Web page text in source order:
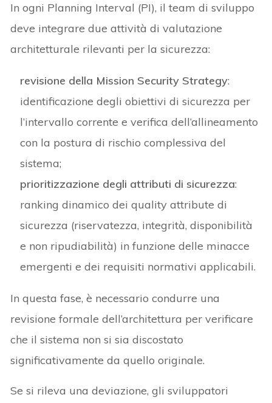
In ogni Planning Interval (PI), il team di sviluppo
deve integrare due attività di valutazione
architetturale rilevanti per la sicurezza:
revisione della Mission Security Strategy:
identificazione degli obiettivi di sicurezza per
l’intervallo corrente e verifica dell’allineamento
con la postura di rischio complessiva del
sistema;
prioritizzazione degli attributi di sicurezza:
ranking dinamico dei quality attribute di
sicurezza (riservatezza, integrità, disponibilità
e non ripudiabilità) in funzione delle minacce
emergenti e dei requisiti normativi applicabili.
In questa fase, è necessario condurre una
revisione formale dell’architettura per verificare
che il sistema non si sia discostato
significativamente da quello originale.
Se si rileva una deviazione, gli sviluppatori